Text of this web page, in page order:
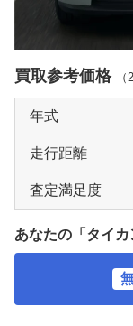
買取参考価格 （
年式
走行距離
査定満足度
あなたの「タイ